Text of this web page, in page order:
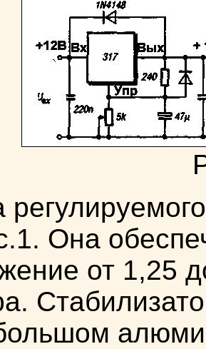
Она
от 1,25